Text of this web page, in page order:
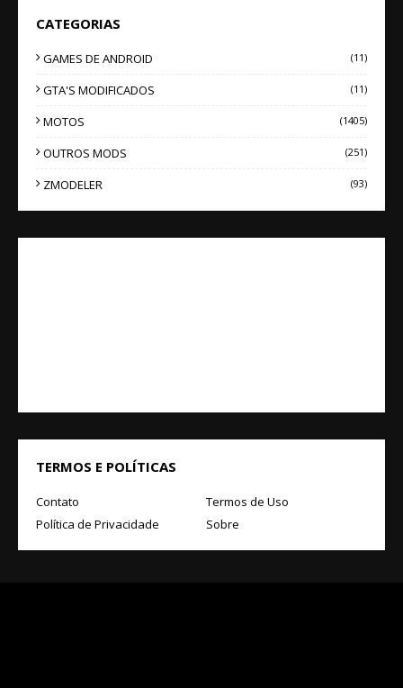
CATEGORIAS
GAMES DE ANDROID (11)
GTA'S MODIFICADOS (11)
MOTOS (1405)
OUTROS MODS (251)
ZMODELER (93)
TERMOS E POLÍTICAS
Contato
Termos de Uso
Política de Privacidade
Sobre